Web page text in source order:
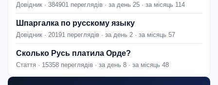
Довідник · 384901 переглядів · за день 25 · за місяць 114
Шпаргалка по русскому языку
Довідник · 20191 переглядів · за день 2 · за місяць 57
Сколько Русь платила Орде?
Стаття · 15358 переглядів · за день 8 · за місяць 48